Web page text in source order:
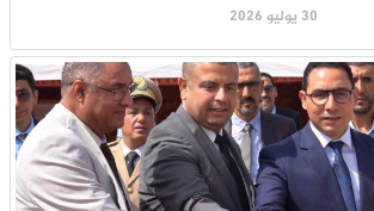
30 يوليو 2026